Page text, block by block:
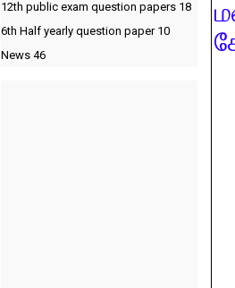
12th public exam question papers 18
6th Half yearly question paper 10
News 46